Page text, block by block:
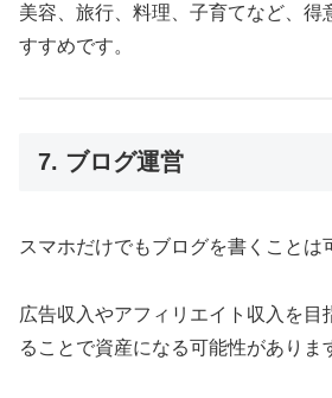
美容、旅行、料理、子育てなど、得
すすめです。
7. ブログ運営
スマホだけでもブログを書くことは
広告収入やアフィリエイト収入を目
ることで資産になる可能性がありま